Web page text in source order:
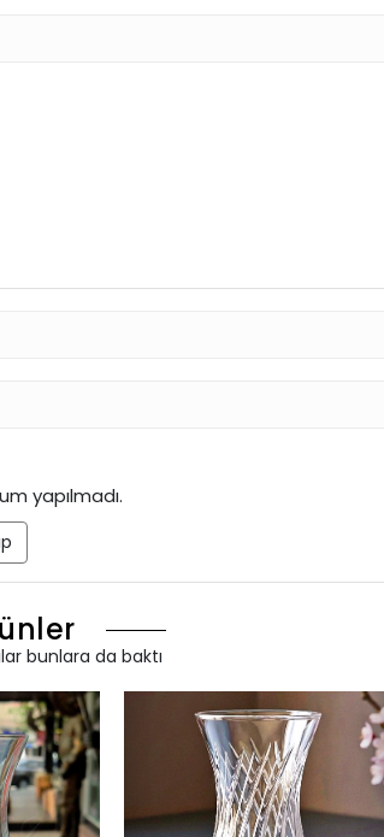
yapılmadı.
bunlara da baktı